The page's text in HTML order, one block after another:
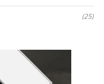
(25)